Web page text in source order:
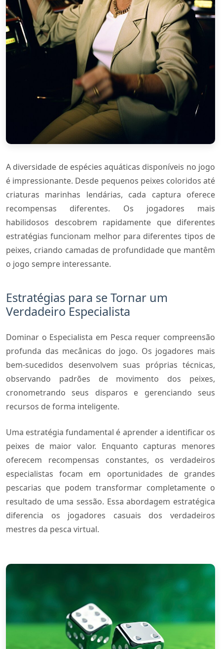
A diversidade de espécies aquáticas disponíveis no jogo
é impressionante. Desde pequenos peixes coloridos até
criaturas marinhas lendárias, cada captura oferece
recompensas diferentes. Os jogadores mais
habilidosos descobrem rapidamente que diferentes
estratégias funcionam melhor para diferentes tipos de
peixes, criando camadas de profundidade que mantêm
o jogo sempre interessante.
Estratégias para se Tornar um
Verdadeiro Especialista
Dominar o Especialista em Pesca requer compreensão
profunda das mecânicas do jogo. Os jogadores mais
bem-sucedidos desenvolvem suas próprias técnicas,
observando padrões de movimento dos peixes,
cronometrando seus disparos e gerenciando seus
recursos de forma inteligente.
Uma estratégia fundamental é aprender a identificar os
peixes de maior valor. Enquanto capturas menores
oferecem recompensas constantes, os verdadeiros
especialistas focam em oportunidades de grandes
pescarias que podem transformar completamente o
resultado de uma sessão. Essa abordagem estratégica
diferencia os jogadores casuais dos verdadeiros
mestres da pesca virtual.